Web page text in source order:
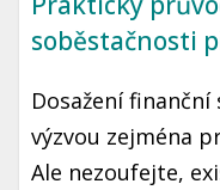
soběstačnosti
Dosažení
výzvou zejména
Ale nezoufejte,